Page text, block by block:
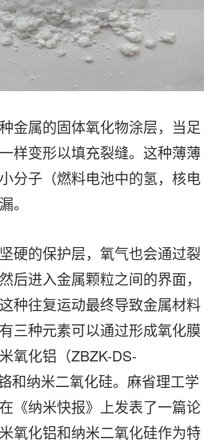
金属的固体氧化物涂层，当足
样变形以填充裂缝。这种薄薄
分子（燃料电池中的氢，核电
。
硬的保护层，氧气也会通过裂
后进入金属颗粒之间的界面，
种往复运动最终导致金属材料
三种元素可以通过形成氧化膜
氧化铝（ZBZK-DS-
和纳米二氧化硅。麻省理工学
《纳米快报》上发表了一篇论
氧化铝和纳米二氧化硅作为特